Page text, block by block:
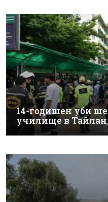
14-годишен уби
училище в